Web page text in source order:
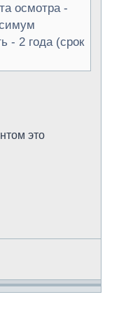
осмотра -
- 2 года (срок
это